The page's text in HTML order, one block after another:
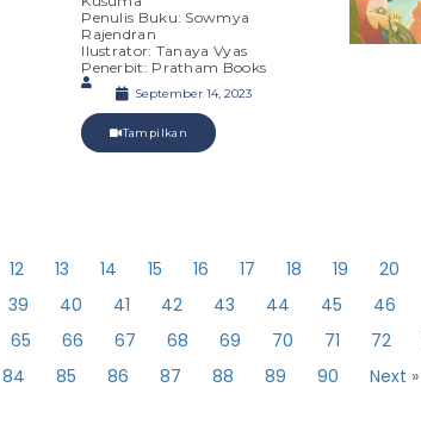
Penulis Buku: Sowmya
Rajendran
Ilustrator: Tanaya Vyas
Penerbit: Pratham Books
September 14, 2023
Tampilkan
12 13 14 15 16 17 18 19 20
39 40 41 42 43 44 45 46
65 66 67 68 69 70 71 72
84 85 86 87 88 89 90 Next »